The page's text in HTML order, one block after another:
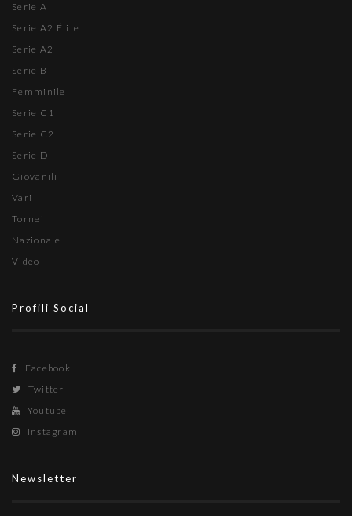
Serie A
Serie A2 Élite
Serie A2
Serie B
Femminile
Serie C1
Serie C2
Serie D
Giovanili
Vari
Tornei
Nazionale
Video
Profili Social
Facebook
Twitter
Youtube
Instagram
Newsletter